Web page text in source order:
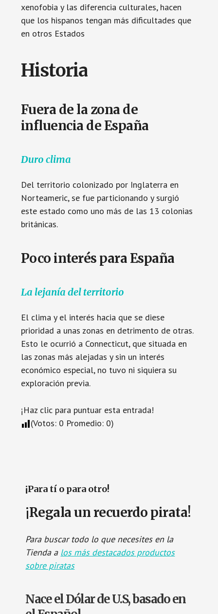
xenofobia y las diferencia culturales, hacen
que los hispanos tengan más dificultades que
en otros Estados
Historia
Fuera de la zona de
influencia de España
Duro clima
Del territorio colonizado por Inglaterra en
Norteameric, se fue particionando y surgió
este estado como uno más de las 13 colonias
británicas.
Poco interés para España
La lejanía del territorio
El clima y el interés hacia que se diese
prioridad a unas zonas en detrimento de otras.
Esto le ocurrió a Connecticut, que situada en
las zonas más alejadas y sin un interés
económico especial, no tuvo ni siquiera su
exploración previa.
¡Haz clic para puntuar esta entrada!
(Votos: 0 Promedio: 0)
¡Para tí o para otro!
¡Regala un recuerdo pirata!
Para buscar todo lo que necesites en la
Tienda a los más destacados productos
sobre piratas
Nace el Dólar de U.S, basado en